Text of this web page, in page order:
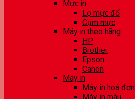
Mực in
Lọ mực đổ
Cụm mực
Máy in theo hãng
HP
Brother
Epson
Canon
Máy in
Máy in hoá đơn
Máy in màu